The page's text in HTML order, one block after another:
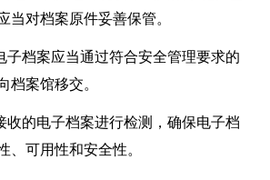
当对档案原件妥善保管。
档案应当通过符合安全管理要求的
档案馆移交。
收的电子档案进行检测，确保电子档
、可用性和安全性。